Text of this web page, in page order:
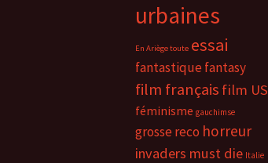
urbaines
En Ariège toute essai
fantastiquefantasy
film français film US
féminisme gauchimse
grosse reco horreur
invaders must die Italie